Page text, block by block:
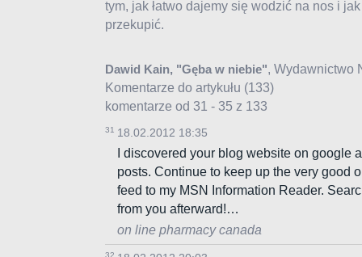
tym, jak łatwo dajemy się wodzić na nos i
przekupić.
Dawid Kain, "Gęba w niebie", Wydawnictwo
Komentarze do artykułu (133)
komentarze od 31 - 35 z 133
31 18.02.2012 18:35
I discovered your blog website on google
posts. Continue to keep up the very good
feed to my MSN Information Reader.
from you afterward!…
on line pharmacy canada
32